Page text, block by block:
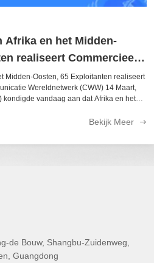
Afrika en het Midden-
realiseert Commercieel
Midden-Oosten, 65 Exploitanten realiseert
vandaag aan dat Afrika en het
en 65 exploitanten in 38 landen
markten wordt
Bekijk Meer
de Bouw, Shangbu-Zuidenweg,
Guangdong